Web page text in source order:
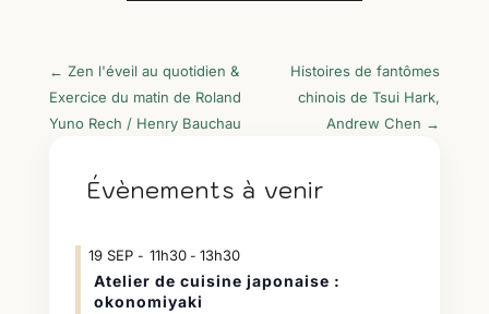
← Zen l'éveil au quotidien &
Exercice du matin de Roland
Yuno Rech / Henry Bauchau
Histoires de fantômes
chinois de Tsui Hark,
Andrew Chen →
Évènements à venir
19 SEP 11h30- 13h30
Atelier de cuisine japonaise :
okonomiyaki